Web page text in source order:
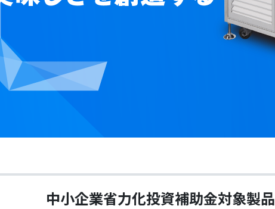
中小企業省力化投資補助金対象製品